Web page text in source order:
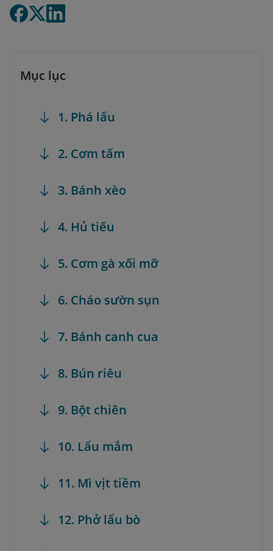
Mục lục
1. Phá lấu
2. Cơm tấm
3. Bánh xèo
4. Hủ tiếu
5. Cơm gà xối mỡ
6. Cháo sườn sụn
7. Bánh canh cua
8. Bún riêu
9. Bột chiên
10. Lẩu mắm
11. Mì vịt tiềm
12. Phở lẩu bò